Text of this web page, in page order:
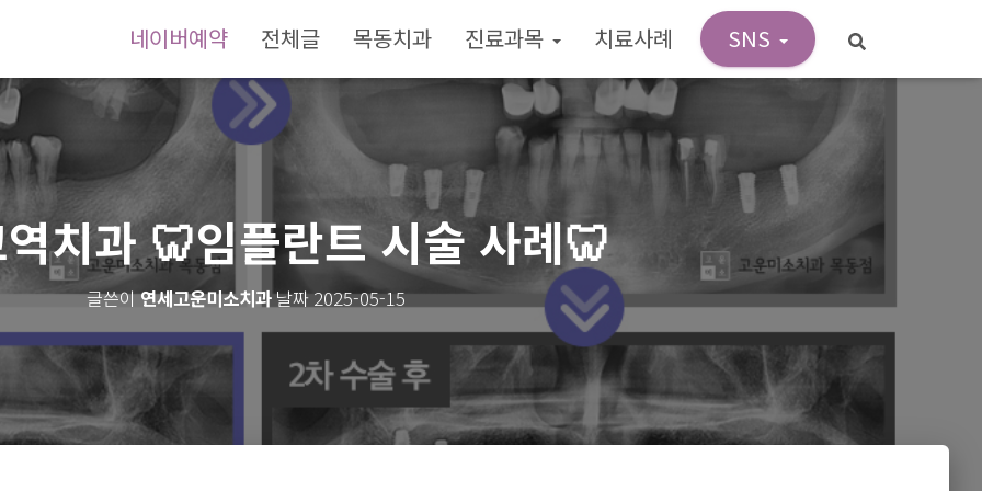
네이버예약 전체글 목동치과 진료과목 치료사례 SNS
치과 🦷임플란트 시술 사례🦷
글쓴이연세고운미소치과날짜2025-05-15